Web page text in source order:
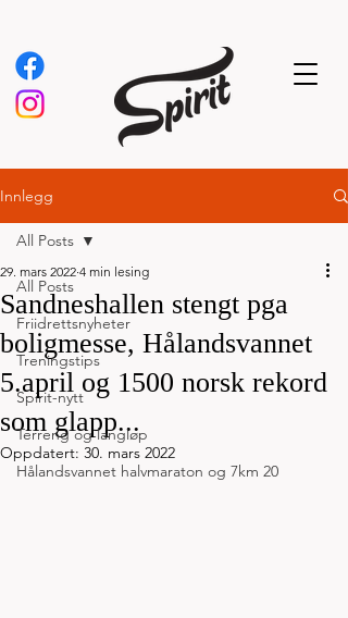
Innlegg
All Posts
Friidrettsnyheter
Treningstips
Spirit-nytt
Terreng og langløp
Hålandsvannet halvmaraton og 7km 20
All Posts
Sandneshallen stengt pga
boligmesse, Hålandsvannet
5.april og 1500 norsk rekord
som glapp...
29. mars 2022 4 min lesing
Oppdatert: 30. mars 2022